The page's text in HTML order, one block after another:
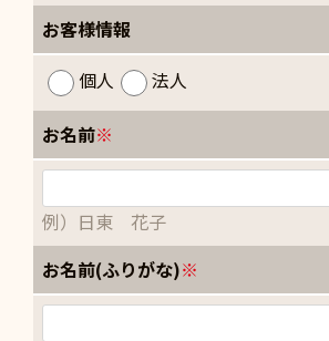
お客様情報
個人
法人
お名前※
例）日東 花子
お名前(ふりがな)※